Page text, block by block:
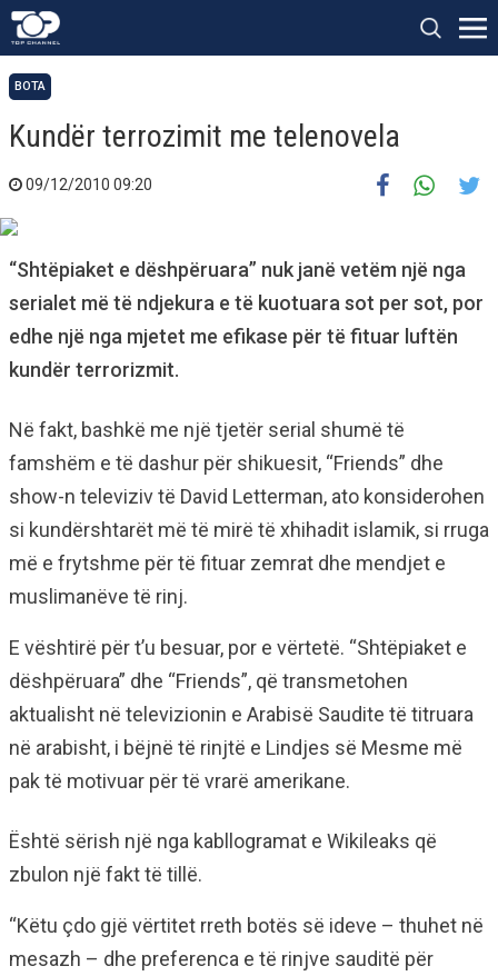
BOTA
Kundër terrozimit me telenovela
09/12/2010 09:20
“Shtëpiaket e dëshpëruara” nuk janë vetëm një nga
serialet më të ndjekura e të kuotuara sot per sot, por
edhe një nga mjetet me efikase për të fituar luftën
kundër terrorizmit.
Në fakt, bashkë me një tjetër serial shumë të
famshëm e të dashur për shikuesit, “Friends” dhe
show-n televiziv të David Letterman, ato konsiderohen
si kundërshtarët më të mirë të xhihadit islamik, si rruga
më e frytshme për të fituar zemrat dhe mendjet e
muslimanëve të rinj.
E vështirë për t’u besuar, por e vërtetë. “Shtëpiaket e
dëshpëruara” dhe “Friends”, që transmetohen
aktualisht në televizionin e Arabisë Saudite të titruara
në arabisht, i bëjnë të rinjtë e Lindjes së Mesme më
pak të motivuar për të vrarë amerikane.
Është sërish një nga kabllogramat e Wikileaks që
zbulon një fakt të tillë.
“Këtu çdo gjë vërtitet rreth botës së ideve – thuhet në
mesazh – dhe preferenca e të rinjve sauditë për